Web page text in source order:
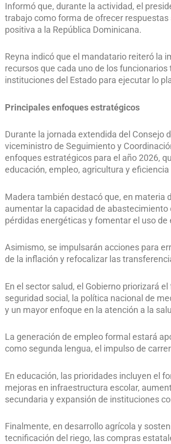
Informó que, durante la actividad, el
trabajo como forma de ofrecer
positiva a la República Dominicana.
Reyna indicó que el mandatario reiteró la
recursos que cada uno de los
instituciones del Estado para ejecutar lo
Principales enfoques estratégicos
Durante la jornada extendida del Consejo
viceministro de Seguimiento y
enfoques estratégicos para el año 2026,
educación, empleo, agricultura y
Madera también destacó que, en materia
aumentar la capacidad de
pérdidas energéticas y fomentar el uso de
Asimismo, se impulsarán acciones para
de la inflación y refocalizar las
En el sector salud, el Gobierno priorizará
seguridad social, la política nacional de
y un mayor enfoque en la atención a la
La generación de empleo formal estará
como segunda lengua, el impulso de
En educación, las prioridades incluyen el
mejoras en infraestructura escolar,
secundaria y expansión de instituciones
Finalmente, en desarrollo agrícola y
tecnificación del riego, las compras